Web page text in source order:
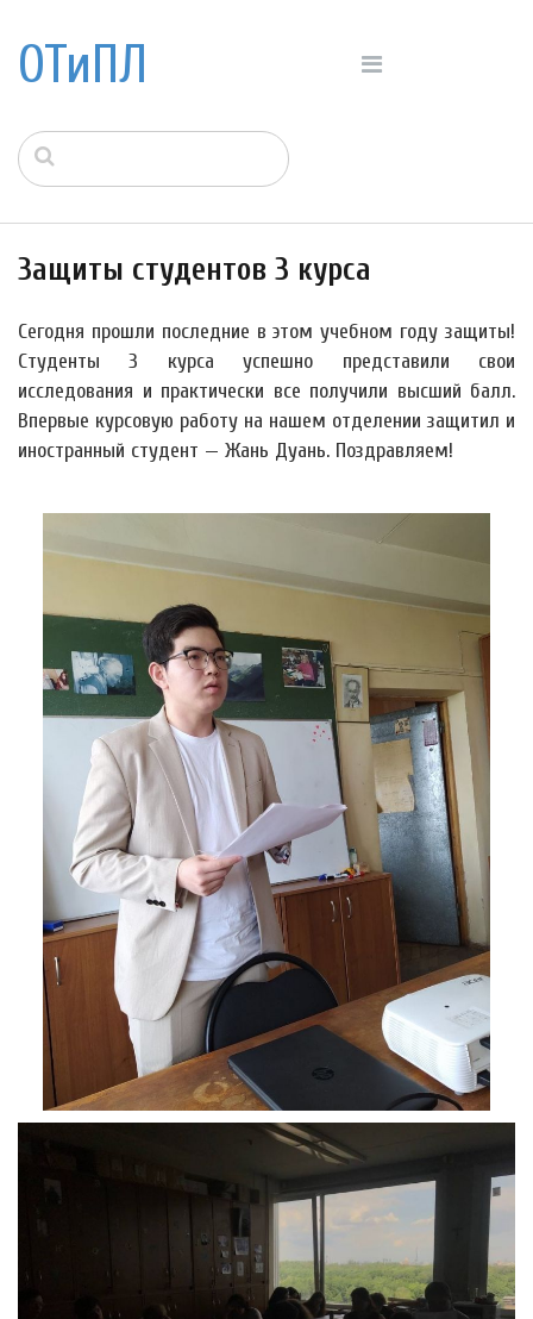
ОТиПЛ
Защиты студентов 3 курса
Сегодня прошли последние в этом учебном году защиты!
Студенты 3 курса успешно представили свои
исследования и практически все получили высший балл.
Впервые курсовую работу на нашем отделении защитил и
иностранный студент — Жань Дуань. Поздравляем!